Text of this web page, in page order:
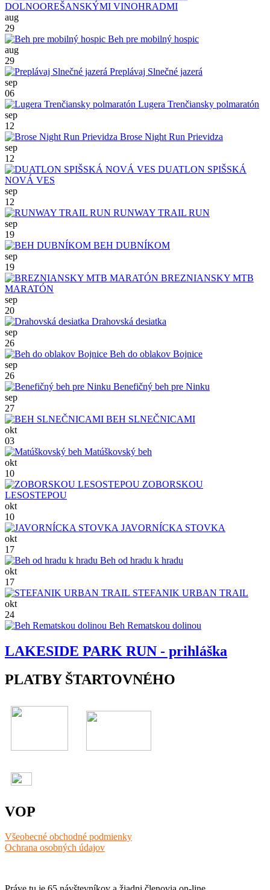
DOLNOOREŠANSKÝMI VINOHRADMI
aug
29
Beh pre mobilný hospic
aug
29
Preplávaj Slnečné jazerá
sep
06
Lugera Trenčiansky polmaratón
sep
12
Brose Night Run Prievidza
sep
12
DUATLON SPIŠSKÁ
NOVÁ VES
sep
12
RUNWAY TRAIL RUN
sep
19
BEH DUBNÍKOM
sep
19
BREZNIANSKY MTB
MARATÓN
sep
20
Drahovská desiatka
sep
26
Beh do oblakov Bojnice
sep
26
Benefičný beh pre Ninku
sep
27
BEH SLNEČNICAMI
okt
03
Matúškovský beh
okt
10
ZOBORSKOU
LESOSTEPOU
okt
10
JAVORNÍCKA STOVKA
okt
17
Beh od hradu k hradu
okt
17
STEFANIK URBAN TRAIL
okt
24
Beh Rematskou dolinou
LAKESIDE PARK RUN - prihláška
PLATBY ŠTARTOVNÉHO
VOP
Všeobecné obchodné podmienky
Ochrana osobných údajov